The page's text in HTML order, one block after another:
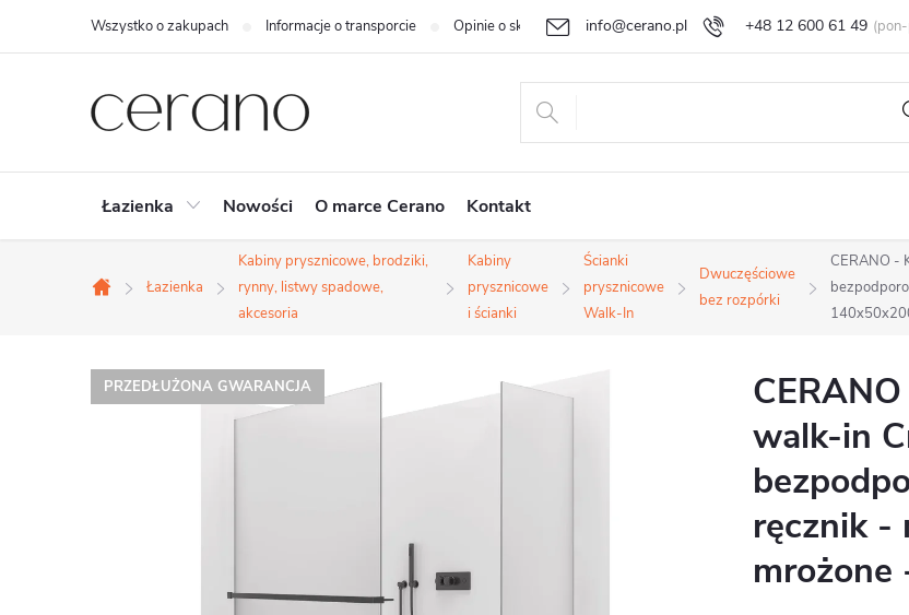
+48 12 600 61 49
info@cerano.pl
Wszystko o zakupach Informacje o transporcie Opinie o sklepie Indywidualna wycena Zwroty i reklamacje
Łazienka Nowości O marce Cerano Kontakt
Home
Łazienka
Kabiny prysznicowe, brodziki,
rynny, listwy spadowe,
akcesoria
Kabiny
prysznicowe
i ścianki
Ścianki
prysznicowe
Walk-In
Dwuczęściowe
bez rozpórki
CERANO -
PRZEDŁUŻONA GWARANCJA
walk-in
ręcznik -
mrożone